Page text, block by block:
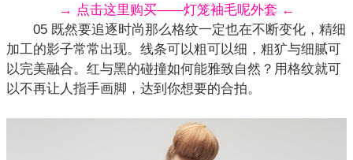
→ 点击这里购买——灯笼袖毛呢外套 ←
05 既然要追逐时尚那么格纹一定也在不断变化，精细
加工的影子常常出现。线条可以粗可以细，粗犷与细腻可
以完美融合。红与黑的碰撞如何能雅致自然？用格纹就可
以不再让人指手画脚，达到你想要的合拍。